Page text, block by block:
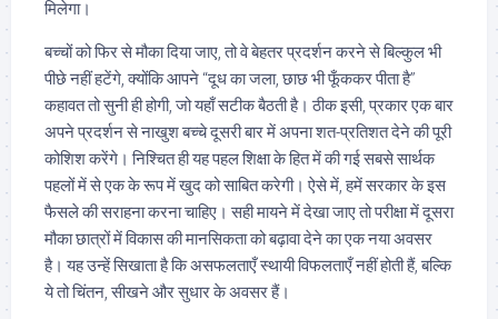
मिलेगा।
बच्चों को फिर से मौका दिया जाए, तो वे बेहतर प्रदर्शन करने से बिल्कुल भी
पीछे नहीं हटेंगे, क्योंकि आपने “दूध का जला, छाछ भी फूँककर पीता है”
कहावत तो सुनी ही होगी, जो यहाँ सटीक बैठती है। ठीक इसी, प्रकार एक बार
अपने प्रदर्शन से नाखुश बच्चे दूसरी बार में अपना शत-प्रतिशत देने की पूरी
कोशिश करेंगे। निश्चित ही यह पहल शिक्षा के हित में की गई सबसे सार्थक
पहलों में से एक के रूप में खुद को साबित करेगी। ऐसे में, हमें सरकार के इस
फैसले की सराहना करना चाहिए। सही मायने में देखा जाए तो परीक्षा में दूसरा
मौका छात्रों में विकास की मानसिकता को बढ़ावा देने का एक नया अवसर
है। यह उन्हें सिखाता है कि असफलताएँ स्थायी विफलताएँ नहीं होती हैं, बल्कि
ये तो चिंतन, सीखने और सुधार के अवसर हैं।